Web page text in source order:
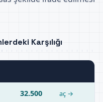
Karşılığı
32.500 aç →